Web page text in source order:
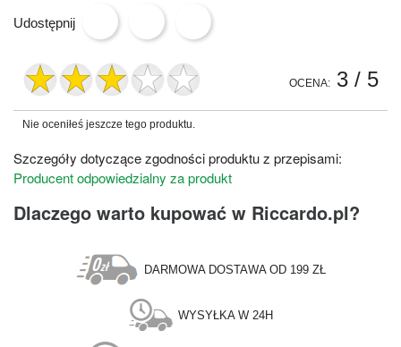
Udostępnij
OCENA: 3 / 5
Nie oceniłeś jeszcze tego produktu.
Szczegóły dotyczące zgodności produktu z przepisami:
Producent odpowiedzialny za produkt
Dlaczego warto kupować w Riccardo.pl?
DARMOWA DOSTAWA OD 199 ZŁ
WYSYŁKA W 24H